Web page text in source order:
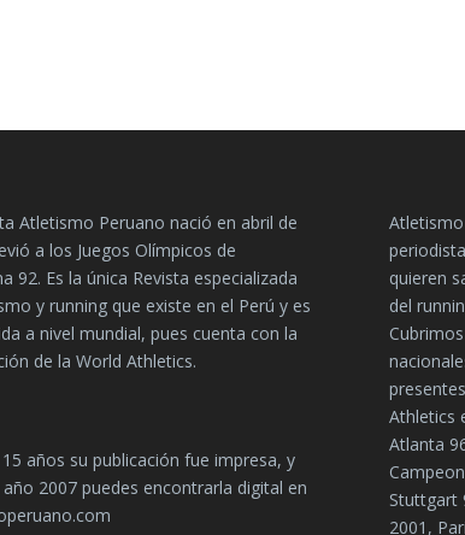
Atletismo Peruano nació en abril de
a los Juegos Olímpicos de
92. Es la única Revista especializada
y running que existe en el Perú y es
a nivel mundial, pues cuenta con la
de la World Athletics.
años su publicación fue impresa, y
año 2007 puedes encontrarla digital en
quieren
del
Athletics
Atlanta
Stuttgart
2001,